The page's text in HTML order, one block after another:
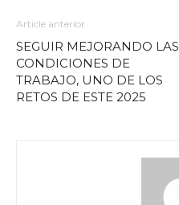
Article anterior
SEGUIR MEJORANDO LAS
CONDICIONES DE
TRABAJO, UNO DE LOS
RETOS DE ESTE 2025